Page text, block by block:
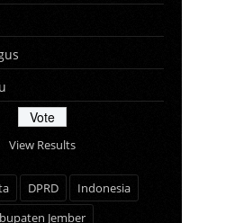
View Results
DPRD
Indonesia
Jember